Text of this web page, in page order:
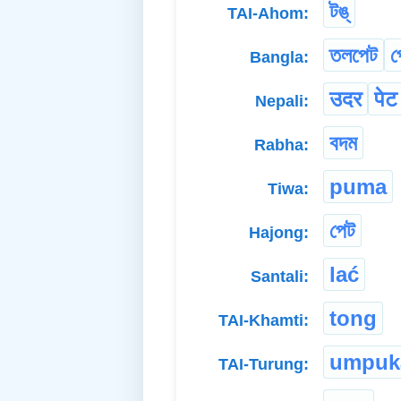
TAI-Ahom: টঙ্
Bangla: তলপেট
Nepali: उदर पेट
Rabha: বদম
Tiwa: puma
Hajong: পেট
Santali: lać
TAI-Khamti: tong
TAI-Turung: